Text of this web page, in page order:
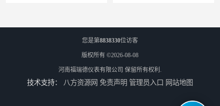
您是第8838330位访客
版权所有 ©2026-08-08
河南福瑞德仪表有限公司 保留所有权利.
技术支持： 八方资源网 免责声明 管理员入口 网站地图